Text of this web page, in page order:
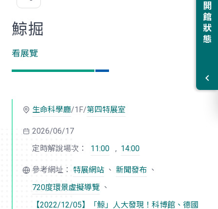
開館狀態
歡
鯨掘
看展覽
生命科學廳/1F/第四特展室
2026/06/17
定時解說場次：
11:00 , 14:00
參考網址： 特展網站 、 新聞發布 、
720度環景虛擬導覽 、
【2022/12/05】「鯨」人大發現！科博館、德國